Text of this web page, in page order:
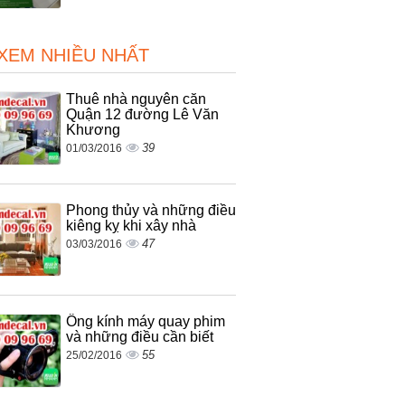
NHIỀU NHẤT
Thuê nhà nguyên căn
Quận 12 đường Lê Văn
Khương
01/03/2016 39
Phong thủy và những điều
kiêng kỵ khi xây nhà
03/03/2016 47
Ống kính máy quay phim
và những điều cần biết
25/02/2016 55